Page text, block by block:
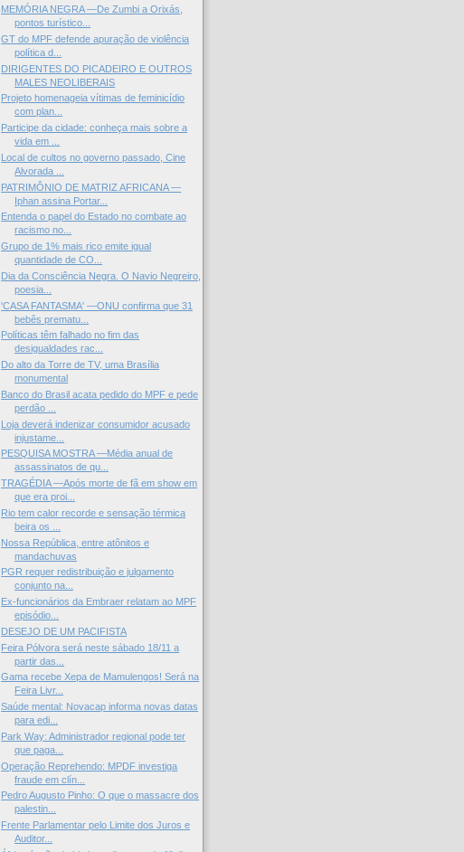
MEMÓRIA NEGRA —De Zumbi a Orixás,
pontos turístico...
GT do MPF defende apuração de violência
política d...
DIRIGENTES DO PICADEIRO E OUTROS
MALES NEOLIBERAIS
Projeto homenageia vítimas de feminicídio
com plan...
Participe da cidade: conheça mais sobre a
vida em ...
Local de cultos no governo passado, Cine
Alvorada ...
PATRIMÔNIO DE MATRIZ AFRICANA —
Iphan assina Portar...
Entenda o papel do Estado no combate ao
racismo no...
Grupo de 1% mais rico emite igual
quantidade de CO...
Dia da Consciência Negra. O Navio Negreiro,
poesia...
'CASA FANTASMA' —ONU confirma que 31
bebês prematu...
Políticas têm falhado no fim das
desigualdades rac...
Do alto da Torre de TV, uma Brasília
monumental
Banco do Brasil acata pedido do MPF e pede
perdão ...
Loja deverá indenizar consumidor acusado
injustame...
PESQUISA MOSTRA —Média anual de
assassinatos de qu...
TRAGÉDIA —Após morte de fã em show em
que era proi...
Rio tem calor recorde e sensação térmica
beira os ...
Nossa República, entre atônitos e
mandachuvas
PGR requer redistribuição e julgamento
conjunto na...
Ex-funcionários da Embraer relatam ao MPF
episódio...
DESEJO DE UM PACIFISTA
Feira Pólvora será neste sábado 18/11 a
partir das...
Gama recebe Xepa de Mamulengos! Será na
Feira Livr...
Saúde mental: Novacap informa novas datas
para edi...
Park Way: Administrador regional pode ter
que paga...
Operação Reprehendo: MPDF investiga
fraude em clín...
Pedro Augusto Pinho: O que o massacre dos
palestin...
Frente Parlamentar pelo Limite dos Juros e
Auditor...